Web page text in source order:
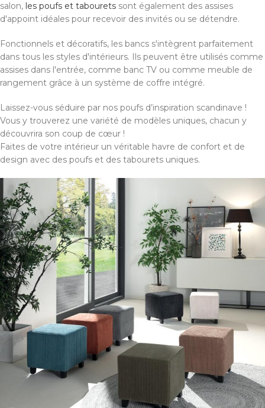
salon, les poufs et tabourets sont également des assises
d'appoint idéales pour recevoir des invités ou se détendre.
Fonctionnels et décoratifs, les bancs s'intègrent parfaitement
dans tous les styles d'intérieurs. Ils peuvent être utilisés comme
assises dans l'entrée, comme banc TV ou comme meuble de
rangement grâce à un système de coffre intégré.
Laissez-vous séduire par nos poufs d’inspiration scandinave !
Vous y trouverez une variété de modèles uniques, chacun y
découvrira son coup de cœur !
Faites de votre intérieur un véritable havre de confort et de
design avec des poufs et des tabourets uniques.